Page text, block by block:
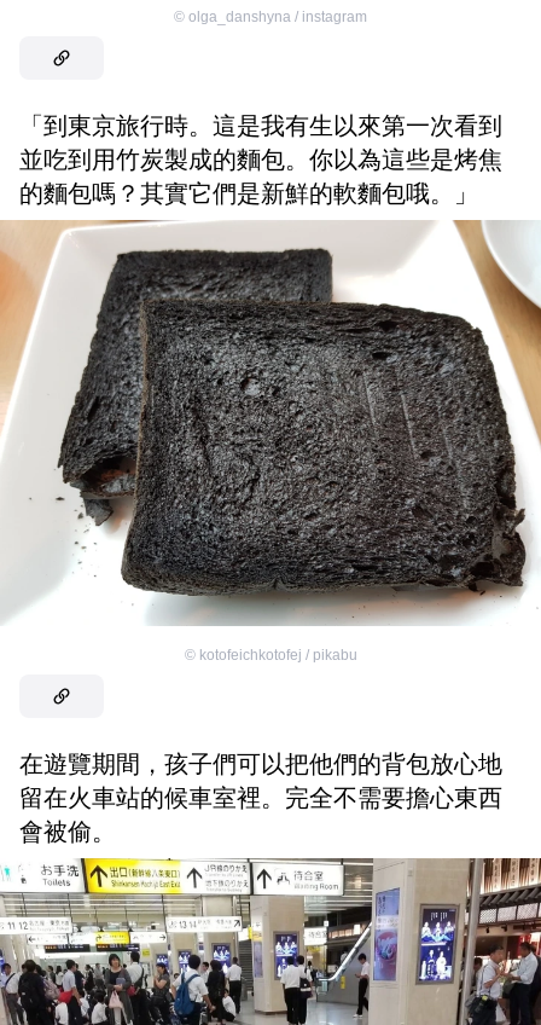
© olga_danshyna / instagram
「到東京旅行時。這是我有生以來第一次看到
並吃到用竹炭製成的麵包。你以為這些是烤焦
的麵包嗎？其實它們是新鮮的軟麵包哦。」
© kotofeichkotofej / pikabu
在遊覽期間，孩子們可以把他們的背包放心地
留在火車站的候車室裡。完全不需要擔心東西
會被偷。